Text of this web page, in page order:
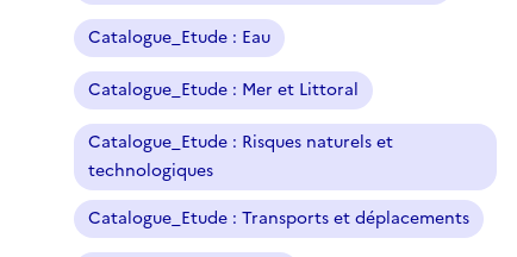
Catalogue_Etude : Eau
Catalogue_Etude : Mer et Littoral
Catalogue_Etude : Risques naturels et
technologiques
Catalogue_Etude : Transports et déplacements